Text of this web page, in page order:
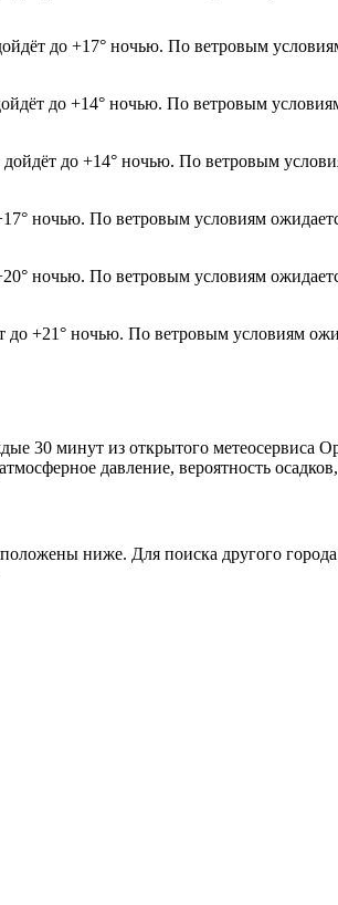
до +17° ночью. По ветровым
до +14° ночью. По ветровым
до +14° ночью. По ветровым
ночью. По ветровым условиям
ночью. По ветровым условиям
+21° ночью. По ветровым условиям
30 минут из открытого метеосервиса
давление, вероятность
ниже. Для поиска другого